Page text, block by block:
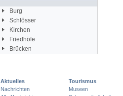
Burg
Schlösser
Kirchen
Friedhöfe
Brücken
Aktuelles
Nachrichten
Tourismus
Museen